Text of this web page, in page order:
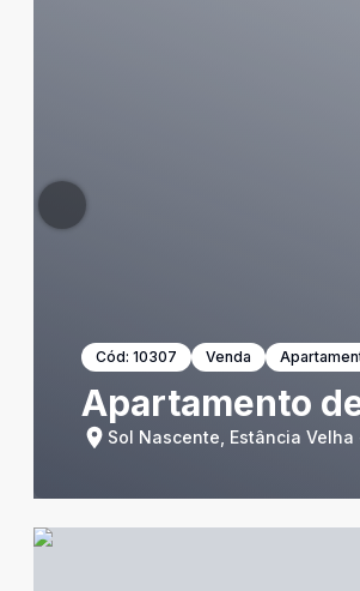
Cód: 10307 Venda
Apartamento
Sol Nascente, Estância Velha